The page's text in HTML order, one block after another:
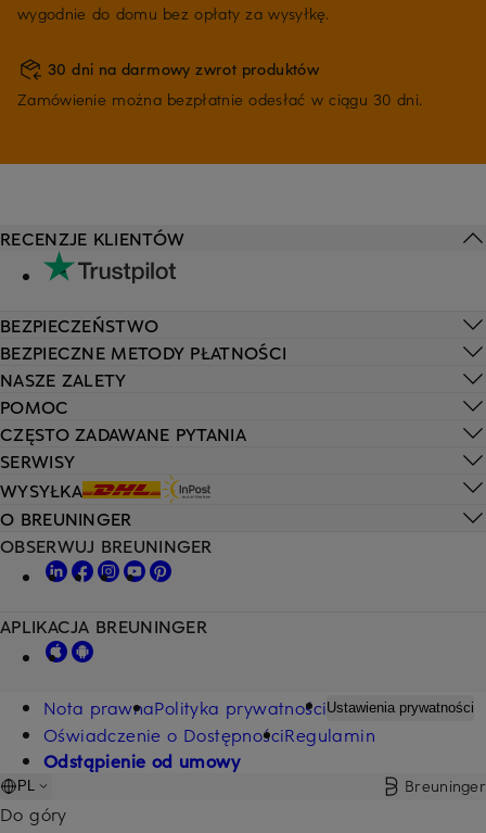
wygodnie do domu bez opłaty za wysyłkę.
30 dni na darmowy zwrot produktów
Zamówienie można bezpłatnie odesłać w ciągu 30 dni.
POMOC
CZĘSTO ZADAWANE PYTANIA
SERWISY
WYSYŁKA
RECENZJE KLIENTÓW
BEZPIECZEŃSTWO
BEZPIECZNE METODY PŁATNOŚCI
NASZE ZALETY
O BREUNINGER
OBSERWUJ BREUNINGER
APLIKACJA BREUNINGER
Nota prawnaPolityka prywatnościUstawienia prywatności
Oświadczenie o DostępnościRegulamin
Odstąpienie od umowy
PL Breuninger
Do góry